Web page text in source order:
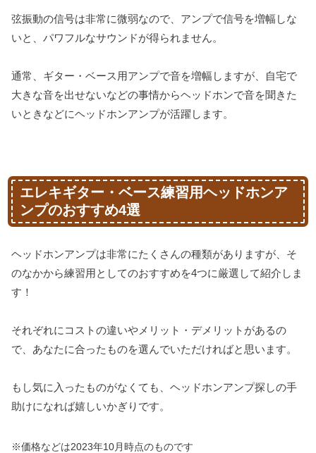
弦振動の信号は非常に微弱なので、アンプで信号を増幅しな
いと、パワフルなサウンドが得られません。
通常、ギター・ベース用アンプで音を増幅しますが、自宅で
大きな音を出せないなどの事情からヘッドホンで音を聞きた
いときなどにヘッドホンアンプが活躍します。
エレキギター・ベース練習用ヘッドホンア
ンプのおすすめ4選
ヘッドホンアンプは非常にたくさんの種類がありますが、そ
のなかから練習用としてのおすすめを4つに厳選して紹介しま
す！
それぞれにコストの違いやメリット・デメリットがあるの
で、あなたに合ったものを選んでいただければと思います。
もし気に入ったものがなくても、ヘッドホンアンプ探しの手
助けになれば嬉しいかぎりです。
※価格などは2023年10月時点のものです